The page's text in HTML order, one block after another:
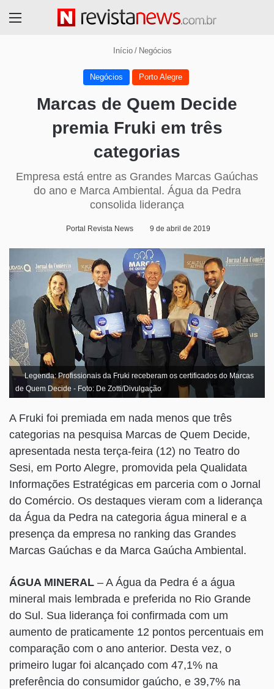
Início / Negócios
Negócios Porto Alegre
Marcas de Quem Decide
premia Fruki em três
categorias
Empresa está entre as Grandes Marcas Gaúchas
do ano e Marca Ambiental. Água da Pedra
consolida liderança
Portal Revista News 9 de abril de 2019
Legenda: Profissionais da Fruki receberam os certificados do Marcas
de Quem Decide - Foto: De Zotti/Divulgação
A Fruki foi premiada em nada menos que três
categorias na pesquisa Marcas de Quem Decide,
apresentada nesta terça-feira (12) no Teatro do
Sesi, em Porto Alegre, promovida pela Qualidata
Informações Estratégicas em parceria com o Jornal
do Comércio. Os destaques vieram com a liderança
da Água da Pedra na categoria água mineral e a
presença da empresa no ranking das Grandes
Marcas Gaúchas e da Marca Gaúcha Ambiental.
ÁGUA MINERAL – A Água da Pedra é a água
mineral mais lembrada e preferida no Rio Grande
do Sul. Sua liderança foi confirmada com um
aumento de praticamente 12 pontos percentuais em
comparação com o ano anterior. Desta vez, o
primeiro lugar foi alcançado com 47,1% na
preferência do consumidor gaúcho, e 39,7% na